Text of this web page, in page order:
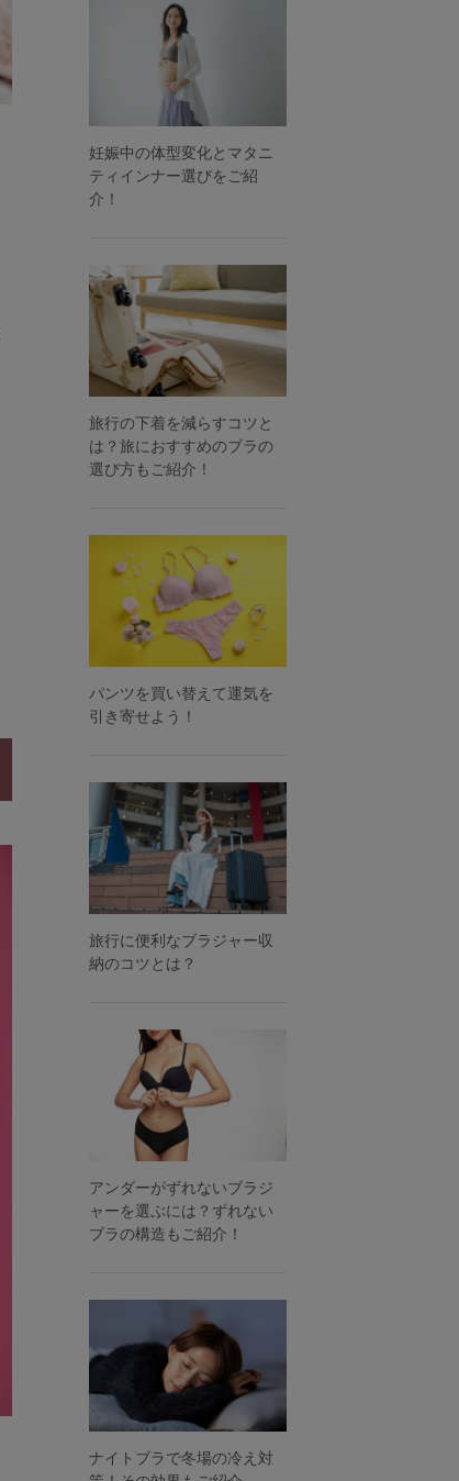
妊娠中の体型変化とマタニ
ティインナー選びをご紹
介！
旅行の下着を減らすコツと
は？旅におすすめのブラの
選び方もご紹介！
パンツを買い替えて運気を
引き寄せよう！
旅行に便利なブラジャー収
納のコツとは？
アンダーがずれないブラジ
ャーを選ぶには？ずれない
ブラの構造もご紹介！
ナイトブラで冬場の冷え対